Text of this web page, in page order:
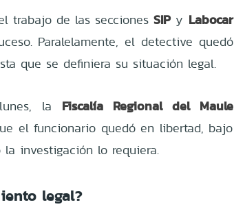
trabajo de las seccionesSIPy Labocar
Paralelamente, el detective quedó
que se definiera su situación legal.
la Fiscalía Regional del Maule
el funcionario quedó en libertad, bajo
investigación lo requiera.
legal?